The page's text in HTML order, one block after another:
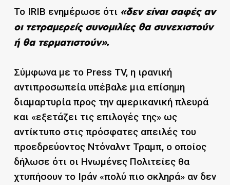
Το IRIB ενημέρωσε ότι «δεν είναι σαφές αν
οι τετραμερείς συνομιλίες θα συνεχιστούν
ή θα τερματιστούν».
Σύμφωνα με το Press TV, η ιρανική
αντιπροσωπεία υπέβαλε μια επίσημη
διαμαρτυρία προς την αμερικανική πλευρά
και «εξετάζει τις επιλογές της» ως
αντίκτυπο στις πρόσφατες απειλές του
προεδρεύοντος Ντόναλντ Τραμπ, ο οποίος
δήλωσε ότι οι Ηνωμένες Πολιτείες θα
χτυπήσουν το Ιράν «πολύ πιο σκληρά» αν δεν